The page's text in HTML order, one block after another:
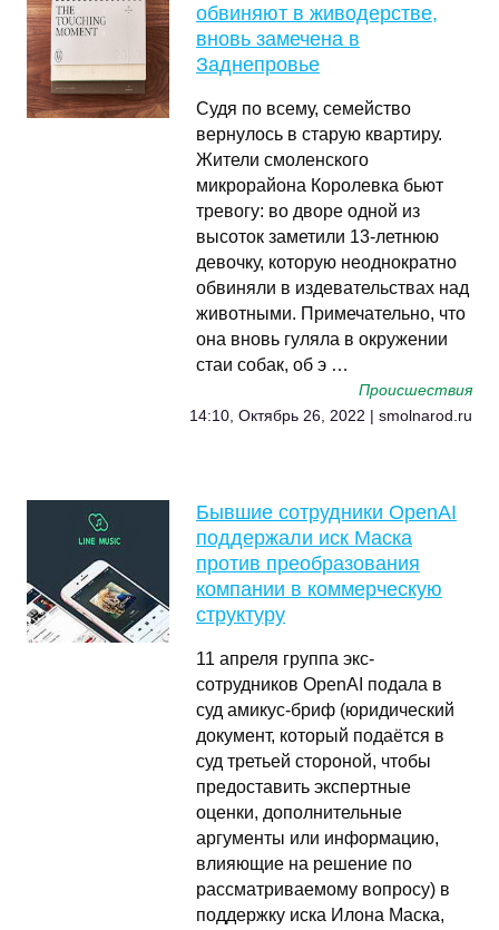
обвиняют в живодерстве,
вновь замечена в
Заднепровье
Судя по всему, семейство
вернулось в старую квартиру.
Жители смоленского
микрорайона Королевка бьют
тревогу: во дворе одной из
высоток заметили 13-летнюю
девочку, которую неоднократно
обвиняли в издевательствах над
животными. Примечательно, что
она вновь гуляла в окружении
стаи собак, об э …
Происшествия
14:10, Октябрь 26, 2022 | smolnarod.ru
Бывшие сотрудники OpenAI
поддержали иск Маска
против преобразования
компании в коммерческую
структуру
11 апреля группа экс-
сотрудников OpenAI подала в
суд амикус-бриф (юридический
документ, который подаётся в
суд третьей стороной, чтобы
предоставить экспертные
оценки, дополнительные
аргументы или информацию,
влияющие на решение по
рассматриваемому вопросу) в
поддержку иска Илона Маска,